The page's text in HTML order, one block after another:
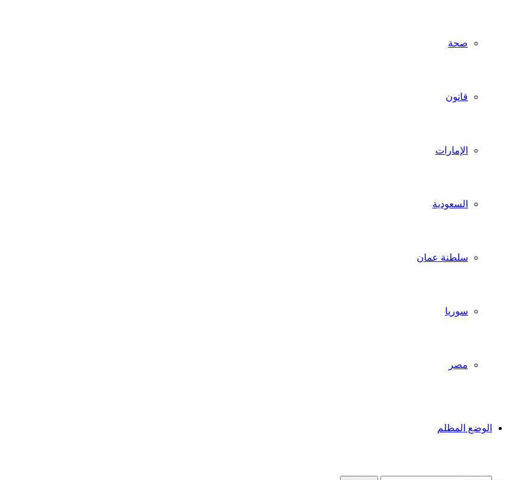
صحة
قانون
الإمارات
السعودية
سلطنة عمان
سوريا
مصر
الوضع المظلم